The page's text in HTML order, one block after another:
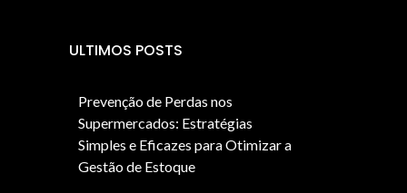
ULTIMOS POSTS
Prevenção de Perdas nos
Supermercados: Estratégias
Simples e Eficazes para Otimizar a
Gestão de Estoque